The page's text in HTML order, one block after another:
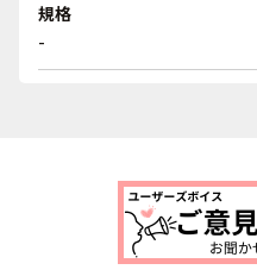
規格
-